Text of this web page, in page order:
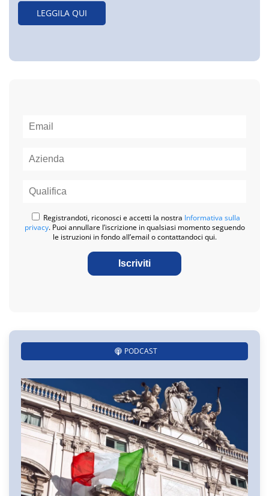
LEGGILA QUI
Registrandoti, riconosci e accetti la nostra Informativa sulla
privacy. Puoi annullare l’iscrizione in qualsiasi momento seguendo
le istruzioni in fondo all’email o contattandoci qui.
Iscriviti
PODCAST